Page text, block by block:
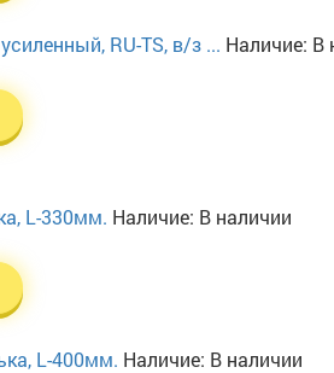
RU-TS, в/з ... Наличие: В
L-330мм. Наличие: В наличии
L-400мм. Наличие: В наличии